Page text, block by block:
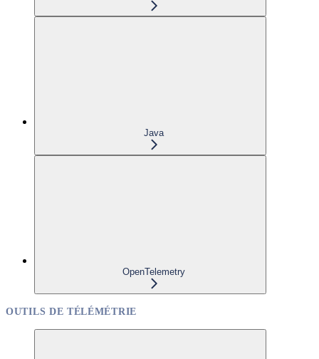
Java
OpenTelemetry
OUTILS DE TÉLÉMÉTRIE